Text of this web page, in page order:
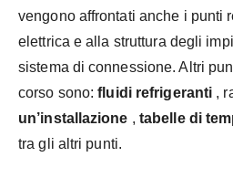
vengono affrontati anche i punti
elettrica e alla struttura degli
sistema di connessione. Altri
corso sono:fluidi refrigeranti ,
un’installazione , tabelle di
tra gli altri punti.